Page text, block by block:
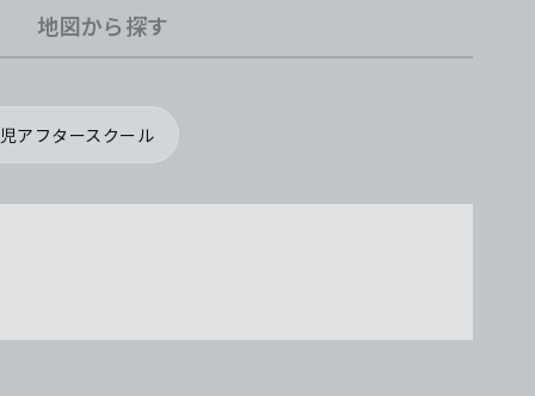
地図から探す
アフタースクール